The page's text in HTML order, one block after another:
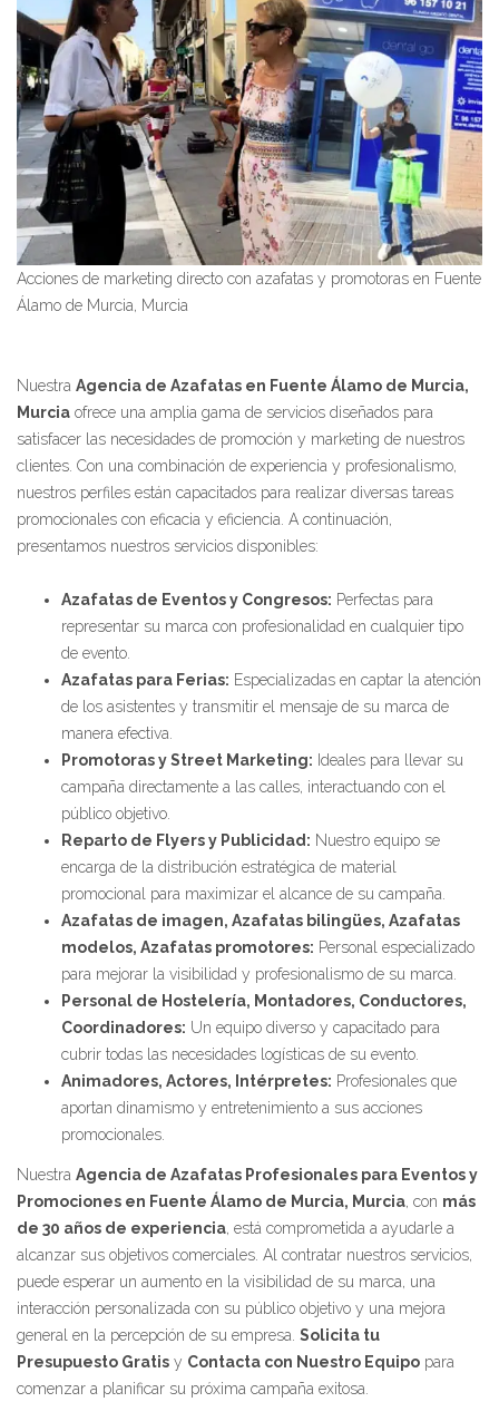
Acciones de marketing directo con azafatas y promotoras en Fuente
Álamo de Murcia, Murcia
Nuestra Agencia de Azafatas en Fuente Álamo de Murcia,
Murcia ofrece una amplia gama de servicios diseñados para
satisfacer las necesidades de promoción y marketing de nuestros
clientes. Con una combinación de experiencia y profesionalismo,
nuestros perfiles están capacitados para realizar diversas tareas
promocionales con eficacia y eficiencia. A continuación,
presentamos nuestros servicios disponibles:
Azafatas de Eventos y Congresos: Perfectas para
representar su marca con profesionalidad en cualquier tipo
de evento.
Azafatas para Ferias: Especializadas en captar la atención
de los asistentes y transmitir el mensaje de su marca de
manera efectiva.
Promotoras y Street Marketing: Ideales para llevar su
campaña directamente a las calles, interactuando con el
público objetivo.
Reparto de Flyers y Publicidad: Nuestro equipo se
encarga de la distribución estratégica de material
promocional para maximizar el alcance de su campaña.
Azafatas de imagen, Azafatas bilingües, Azafatas
modelos, Azafatas promotores: Personal especializado
para mejorar la visibilidad y profesionalismo de su marca.
Personal de Hostelería, Montadores, Conductores,
Coordinadores: Un equipo diverso y capacitado para
cubrir todas las necesidades logísticas de su evento.
Animadores, Actores, Intérpretes: Profesionales que
aportan dinamismo y entretenimiento a sus acciones
promocionales.
Nuestra Agencia de Azafatas Profesionales para Eventos y
Promociones en Fuente Álamo de Murcia, Murcia , con más
de 30 años de experiencia , está comprometida a ayudarle a
alcanzar sus objetivos comerciales. Al contratar nuestros servicios,
puede esperar un aumento en la visibilidad de su marca, una
interacción personalizada con su público objetivo y una mejora
general en la percepción de su empresa. Solicita tu
Presupuesto Gratis y Contacta con Nuestro Equipo para
comenzar a planificar su próxima campaña exitosa.